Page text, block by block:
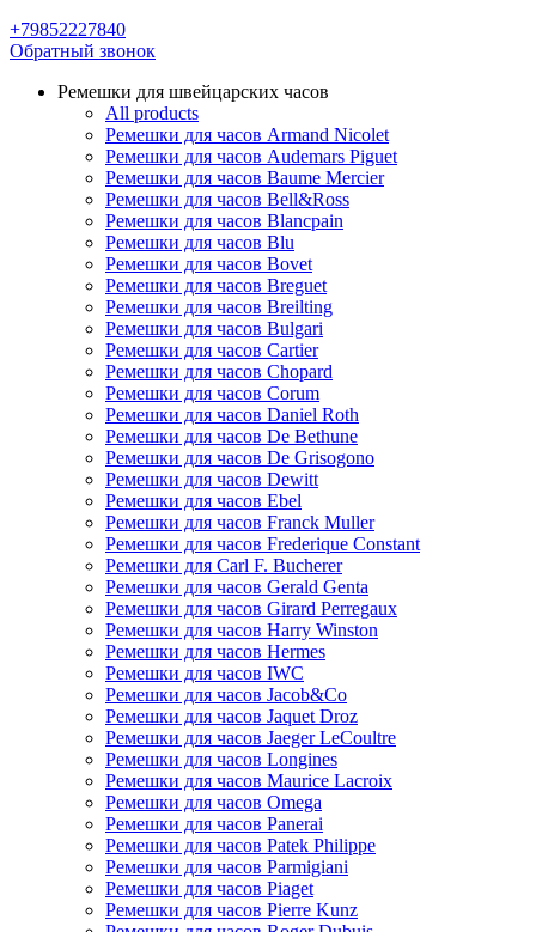
+79852227840
Обратный звонок
Ремешки для швейцарских часов
All products
Ремешки для часов Armand Nicolet
Ремешки для часов Audemars Piguet
Ремешки для часов Baume Mercier
Ремешки для часов Bell&Ross
Ремешки для часов Blancpain
Ремешки для часов Blu
Ремешки для часов Bovet
Ремешки для часов Breguet
Ремешки для часов Breilting
Ремешки для часов Bulgari
Ремешки для часов Cartier
Ремешки для часов Chopard
Ремешки для часов Corum
Ремешки для часов Daniel Roth
Ремешки для часов De Bethune
Ремешки для часов De Grisogono
Ремешки для часов Dewitt
Ремешки для часов Ebel
Ремешки для часов Franck Muller
Ремешки для часов Frederique Constant
Ремешки для Carl F. Bucherer
Ремешки для часов Gerald Genta
Ремешки для часов Girard Perregaux
Ремешки для часов Harry Winston
Ремешки для часов Hermes
Ремешки для часов IWC
Ремешки для часов Jacob&Co
Ремешки для часов Jaquet Droz
Ремешки для часов Jaeger LeCoultre
Ремешки для часов Longines
Ремешки для часов Maurice Lacroix
Ремешки для часов Omega
Ремешки для часов Panerai
Ремешки для часов Patek Philippe
Ремешки для часов Parmigiani
Ремешки для часов Piaget
Ремешки для часов Pierre Kunz